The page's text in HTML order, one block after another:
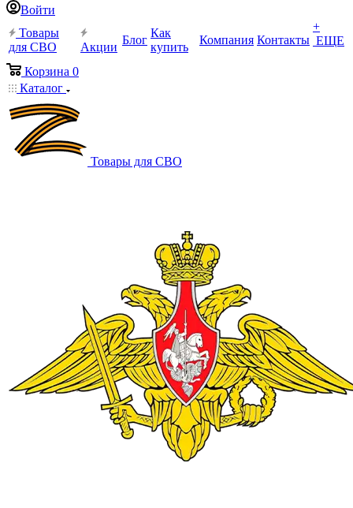
Войти
Товары
для СВО
Акции
Блог
Как
купить
Компания Контакты
+
ЕЩЕ
Корзина 0
Каталог
Товары для СВО